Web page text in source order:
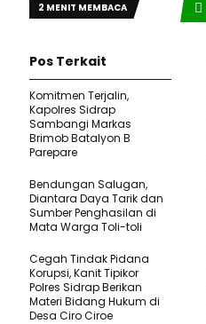
2 MENIT MEMBACA
Pos Terkait
Komitmen Terjalin,
Kapolres Sidrap
Sambangi Markas
Brimob Batalyon B
Parepare
Bendungan Salugan,
Diantara Daya Tarik dan
Sumber Penghasilan di
Mata Warga Toli-toli
Cegah Tindak Pidana
Korupsi, Kanit Tipikor
Polres Sidrap Berikan
Materi Bidang Hukum di
Desa Ciro Ciroe